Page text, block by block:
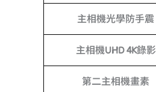
主相機光學防手震
主相機UHD 4K錄影
第二主相機畫素